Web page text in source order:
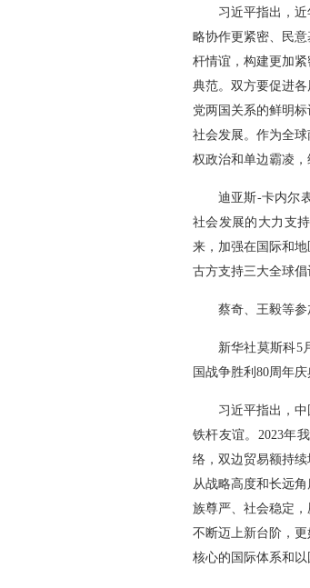
习近平指出，
略协作更紧密、民
杆情谊，构建更加
典范。双方要促进
党两国关系的鲜明
社会发展。作为全
权政治和单边霸凌，
迪亚斯-卡内尔
社会发展的大力支
来，加强在国际和
古方支持三大全球
蔡奇、王毅等参
新华社莫斯科5
国战争胜利80周年
习近平指出，
铁杆友谊。2023年
络，双边贸易额持
从战略高度和长远
族尊严、社会稳定
不断迈上新台阶，
核心的国际体系和